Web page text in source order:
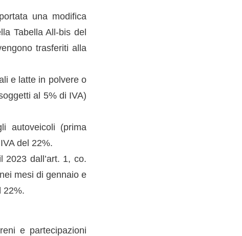
una modifica
Tabella All-bis del
trasferiti alla
e latte in polvere o
al 5% di IVA)
autoveicoli (prima
del 22%.
2023 dall’art. 1, co.
mesi di gennaio e
22%.
e partecipazioni